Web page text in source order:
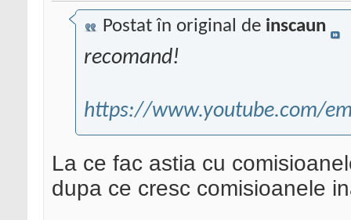
Postat în original de inscaun
recomand!
https://www.youtube.com/
La ce fac astia cu
dupa ce cresc comisioanele